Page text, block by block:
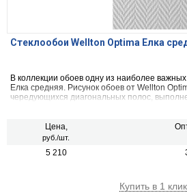
Стеклообои Wellton Optima Елка
В коллекции обоев одну из наиболее
Елка средняя. Рисунок обоев от Wellton
чередующихся диагональных полос,
Цена,
руб./шт.
5 210
Купить в 1 клик